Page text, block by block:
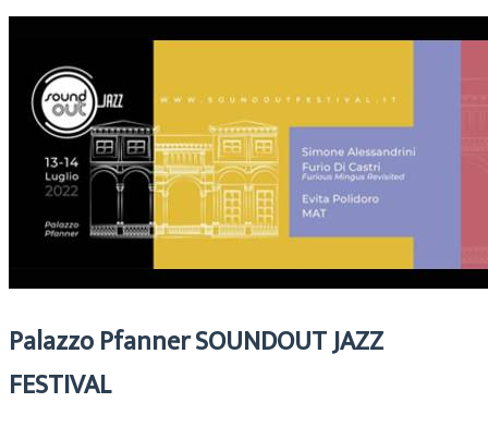
Palazzo Pfanner SOUNDOUT JAZZ
FESTIVAL